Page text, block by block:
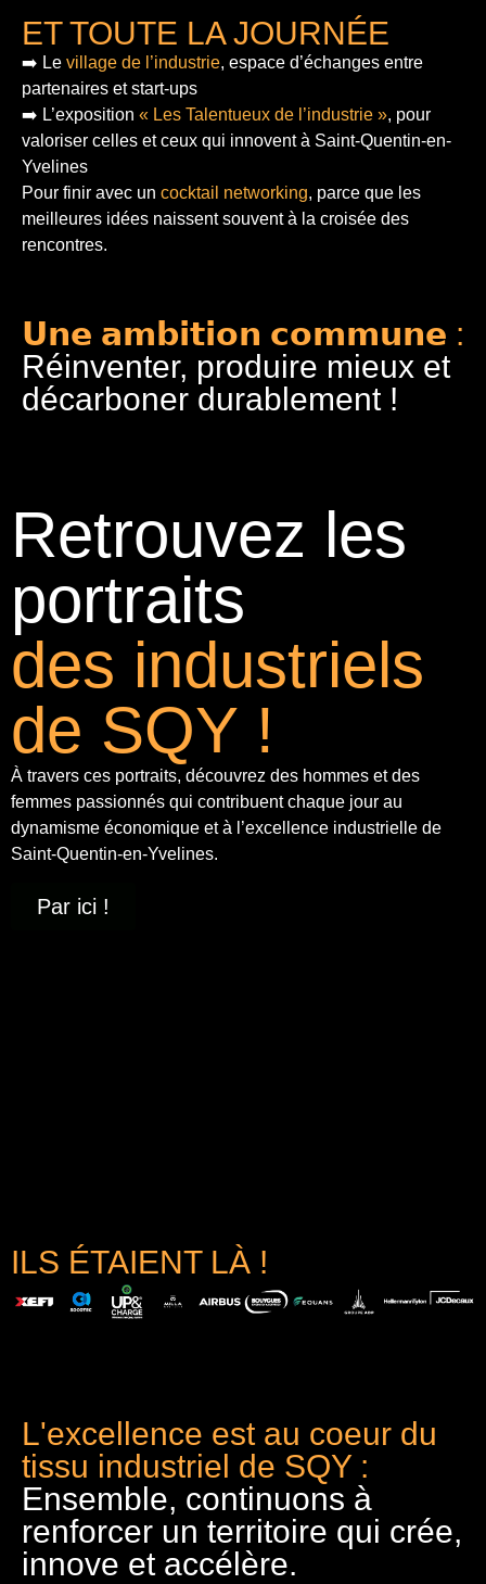
ET TOUTE LA JOURNÉE
➡️ Le village de l’industrie, espace d’échanges entre
partenaires et start-ups
➡️ L’exposition « Les Talentueux de l’industrie », pour
valoriser celles et ceux qui innovent à Saint-Quentin-en-
Yvelines
Pour finir avec un cocktail networking, parce que les
meilleures idées naissent souvent à la croisée des
rencontres.
𝗨𝗻𝗲 𝗮𝗺𝗯𝗶𝘁𝗶𝗼𝗻 𝗰𝗼𝗺𝗺𝘂𝗻𝗲 :
Réinventer, produire mieux et
décarboner durablement !
Retrouvez les
portraits
des industriels
de SQY !
À travers ces portraits, découvrez des hommes et des
femmes passionnés qui contribuent chaque jour au
dynamisme économique et à l’excellence industrielle de
Saint-Quentin-en-Yvelines.
Par ici !
ILS ÉTAIENT LÀ !
L'excellence est au coeur du
tissu industriel de SQY :
Ensemble, continuons à
renforcer un territoire qui crée,
innove et accélère.